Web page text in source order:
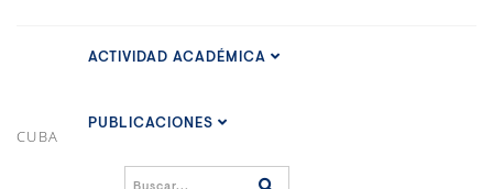
ACTIVIDAD ACADÉMICA
PUBLICACIONES
CUBA